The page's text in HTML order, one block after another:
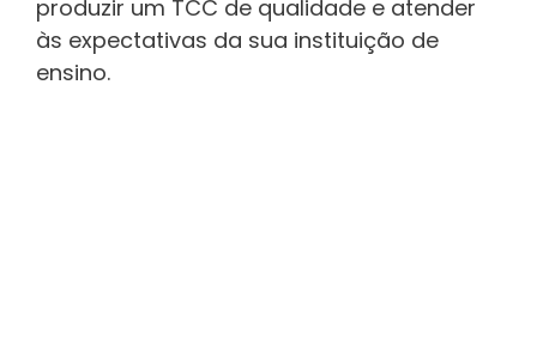
produzir um TCC de qualidade e atender
às expectativas da sua instituição de
ensino.